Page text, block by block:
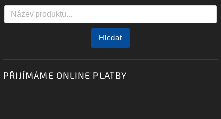
Hledat
PŘIJÍMÁME ONLINE PLATBY